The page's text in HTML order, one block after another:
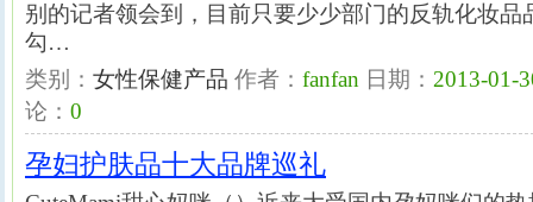
别的记者领会到，目前只要少少部门的反轨化妆品
勾…
类别： 女性保健产品 作者： fanfan 日期： 2013-01-
论： 0
孕妇护肤品十大品牌巡礼